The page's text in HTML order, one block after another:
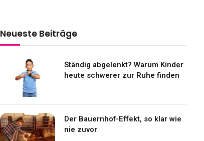
Neueste Beiträge
Ständig abgelenkt? Warum Kinder
heute schwerer zur Ruhe finden
Der Bauernhof-Effekt, so klar wie
nie zuvor